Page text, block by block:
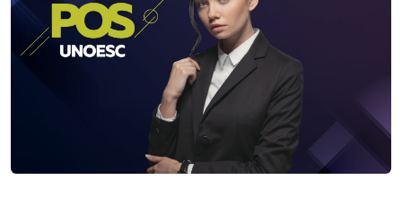
Biblioteca
Editora
Museu